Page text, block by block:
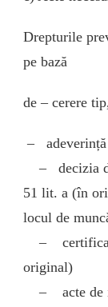
Drepturile
pe bază
de – cerere
– adeverință
– decizia
51 lit. a (în
locul de
–
original)
– acte de